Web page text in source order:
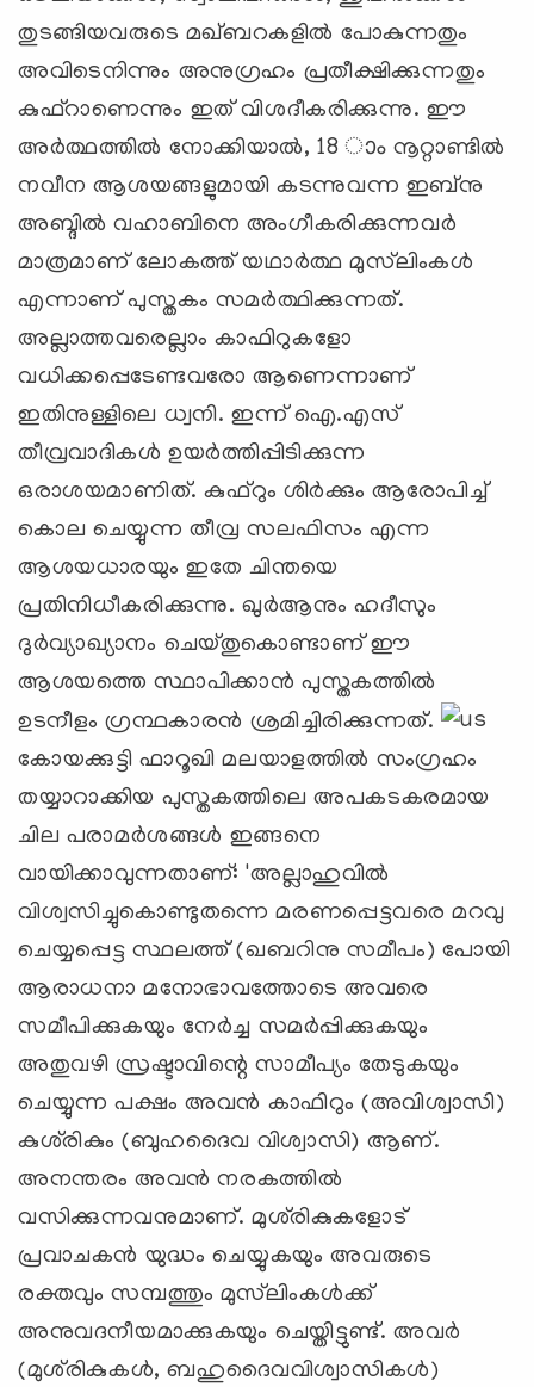
തുടങ്ങിയവരുടെ മഖ്ബറകളില്‍ പോകുന്നതും
അവിടെനിന്നും അനുഗ്രഹം പ്രതീക്ഷിക്കുന്നതും
കുഫ്‌റാണെന്നും ഇത് വിശദീകരിക്കുന്നു. ഈ
അര്‍ത്ഥത്തില്‍ നോക്കിയാല്‍, 18 ാം നൂറ്റാണ്ടില്‍
നവീന ആശയങ്ങളുമായി കടന്നുവന്ന ഇബ്‌നു
അബ്ദില്‍ വഹാബിനെ അംഗീകരിക്കുന്നവര്‍
മാത്രമാണ് ലോകത്ത് യഥാര്‍ത്ഥ മുസ്‌ലിംകള്‍
എന്നാണ് പുസ്തകം സമര്‍ത്ഥിക്കുന്നത്.
അല്ലാത്തവരെല്ലാം കാഫിറുകളോ
വധിക്കപ്പെടേണ്ടവരോ ആണെന്നാണ്
ഇതിനുള്ളിലെ ധ്വനി. ഇന്ന് ഐ.എസ്
തീവ്രവാദികള്‍ ഉയര്‍ത്തിപ്പിടിക്കുന്ന
ഒരാശയമാണിത്. കുഫ്‌റും ശിര്‍ക്കും ആരോപിച്ച്
കൊല ചെയ്യുന്ന തീവ്ര സലഫിസം എന്ന
ആശയധാരയും ഇതേ ചിന്തയെ
പ്രതിനിധീകരിക്കുന്നു. ഖുര്‍ആനും ഹദീസും
ദുര്‍വ്യാഖ്യാനം ചെയ്തുകൊണ്ടാണ് ഈ
ആശയത്തെ സ്ഥാപിക്കാന്‍ പുസ്തകത്തില്‍
ഉടനീളം ഗ്രന്ഥകാരന്‍ ശ്രമിച്ചിരിക്കുന്നത്.
കോയക്കുട്ടി ഫാറൂഖി മലയാളത്തില്‍ സംഗ്രഹം
തയ്യാറാക്കിയ പുസ്തകത്തിലെ അപകടകരമായ
ചില പരാമര്‍ശങ്ങള്‍ ഇങ്ങനെ
വായിക്കാവുന്നതാണ്: 'അല്ലാഹുവില്‍
വിശ്വസിച്ചുകൊണ്ടുതന്നെ മരണപ്പെട്ടവരെ മറവു
ചെയ്യപ്പെട്ട സ്ഥലത്ത് (ഖബറിനു സമീപം) പോയി
ആരാധനാ മനോഭാവത്തോടെ അവരെ
സമീപിക്കുകയും നേര്‍ച്ച സമര്‍പ്പിക്കുകയും
അതുവഴി സ്രഷ്ടാവിന്റെ സാമീപ്യം തേടുകയും
ചെയ്യുന്ന പക്ഷം അവന്‍ കാഫിറും (അവിശ്വാസി)
കുശ്‌രികും (ബുഹദൈവ വിശ്വാസി) ആണ്.
അനന്തരം അവന്‍ നരകത്തില്‍
വസിക്കുന്നവനുമാണ്. മുശ്‌രികുകളോട്
പ്രവാചകന്‍ യുദ്ധം ചെയ്യുകയും അവരുടെ
രക്തവും സമ്പത്തും മുസ്‌ലിംകള്‍ക്ക്
അനുവദനീയമാക്കുകയും ചെയ്തിട്ടുണ്ട്. അവര്‍
(മുശ്‌രികുകള്‍, ബഹുദൈവവിശ്വാസികള്‍)